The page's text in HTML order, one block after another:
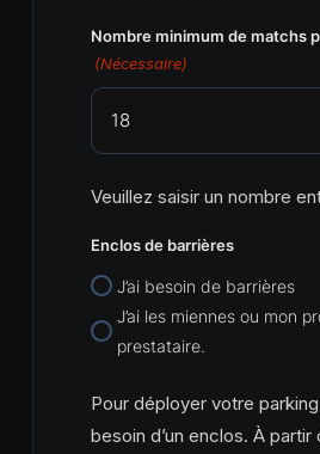
Nombre minimum de matchs
(Nécessaire)
Veuillez saisir un nombre
Enclos de barrières
J’ai besoin de barrières
J’ai les miennes ou mon
prestataire.
Pour déployer votre
besoin d’un enclos. À